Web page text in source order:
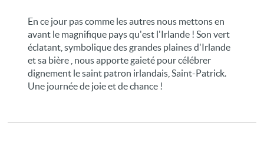
En ce jour pas comme les autres nous mettons en
avant le magnifique pays qu'est l'Irlande ! Son vert
éclatant, symbolique des grandes plaines d'Irlande
et sa bière , nous apporte gaieté pour célébrer
dignement le saint patron irlandais, Saint-Patrick.
Une journée de joie et de chance !